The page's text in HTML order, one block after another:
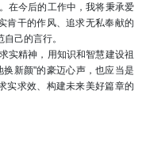
在今后的工作中，我将秉承爱
肯干的作风、追求无私奉献的
己的言行。
实精神，用知识和智慧建设祖
换新颜"的豪迈心声，也应当是
实求效、构建未来美好篇章的